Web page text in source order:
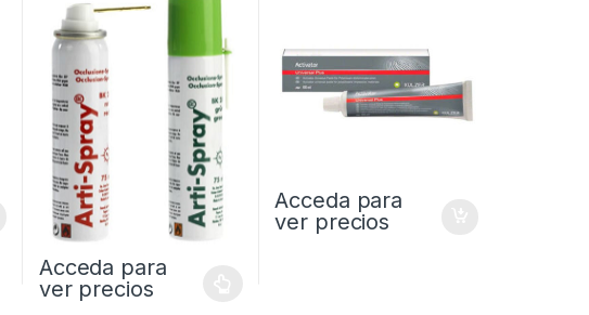
Acceda para
ver precios
Acceda para
ver precios